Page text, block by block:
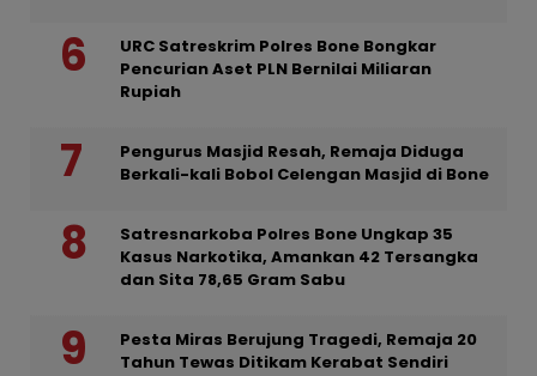
URC Satreskrim Polres Bone Bongkar
Pencurian Aset PLN Bernilai Miliaran
Rupiah
Pengurus Masjid Resah, Remaja Diduga
Berkali-kali Bobol Celengan Masjid di Bone
Satresnarkoba Polres Bone Ungkap 35
Kasus Narkotika, Amankan 42 Tersangka
dan Sita 78,65 Gram Sabu
Pesta Miras Berujung Tragedi, Remaja 20
Tahun Tewas Ditikam Kerabat Sendiri